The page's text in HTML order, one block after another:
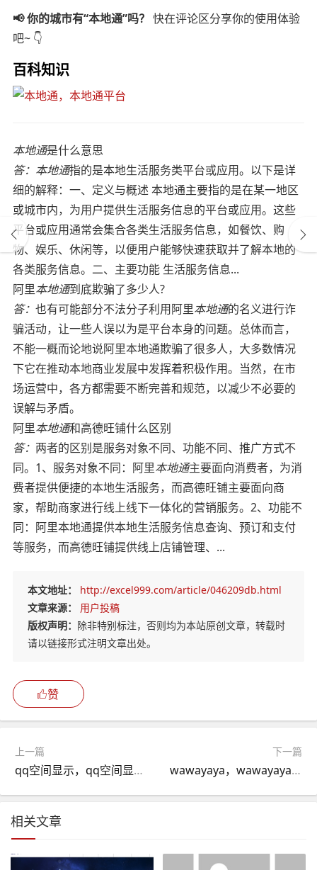
📢 你的城市有“本地通”吗？ 快在评论区分享你的使用体验
吧~ 👇
百科知识
本地通是什么意思
答： 本地通指的是本地生活服务类平台或应用。以下是详
细的解释：一、定义与概述 本地通主要指的是在某一地区
或城市内，为用户提供生活服务信息的平台或应用。这些
平台或应用通常会集合各类生活服务信息，如餐饮、购
物、娱乐、休闲等，以便用户能够快速获取并了解本地的
各类服务信息。二、主要功能 生活服务信息...
阿里本地通到底欺骗了多少人?
答： 也有可能部分不法分子利用阿里本地通的名义进行诈
骗活动，让一些人误以为是平台本身的问题。总体而言，
不能一概而论地说阿里本地通欺骗了很多人，大多数情况
下它在推动本地商业发展中发挥着积极作用。当然，在市
场运营中，各方都需要不断完善和规范，以减少不必要的
误解与矛盾。
阿里本地通和高德旺铺什么区别
答： 两者的区别是服务对象不同、功能不同、推广方式不
同。1、服务对象不同：阿里本地通主要面向消费者，为消
费者提供便捷的本地生活服务，而高德旺铺主要面向商
家，帮助商家进行线上线下一体化的营销服务。2、功能不
同：阿里本地通提供本地生活服务信息查询、预订和支付
等服务，而高德旺铺提供线上店铺管理、...
本文地址：
http://excel999.com/article/046209db.html
文章来源：
用户投稿
版权声明： 除非特别标注，否则均为本站原创文章，转载时
请以链接形式注明文章出处。
赞
上一篇
qq空间显示，qq空间显示手机型号怎么设置
下一篇
wawayaya，wawayaya奇妙的大自然
相关文章